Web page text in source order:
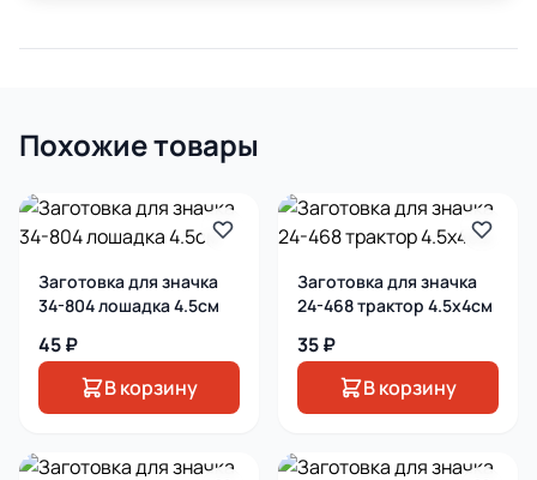
Похожие товары
Заготовка для значка
34-804 лошадка 4.5см
45 ₽
В корзину
Заготовка для значка
24-468 трактор 4.5х4см
35 ₽
В корзину